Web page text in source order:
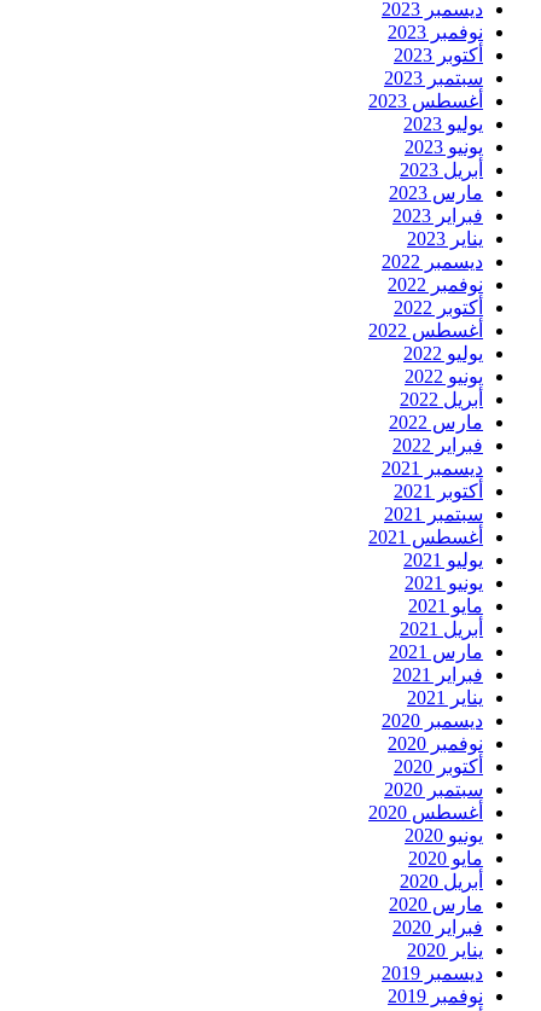
ديسمبر 2023
نوفمبر 2023
أكتوبر 2023
سبتمبر 2023
أغسطس 2023
يوليو 2023
يونيو 2023
أبريل 2023
مارس 2023
فبراير 2023
يناير 2023
ديسمبر 2022
نوفمبر 2022
أكتوبر 2022
أغسطس 2022
يوليو 2022
يونيو 2022
أبريل 2022
مارس 2022
فبراير 2022
ديسمبر 2021
أكتوبر 2021
سبتمبر 2021
أغسطس 2021
يوليو 2021
يونيو 2021
مايو 2021
أبريل 2021
مارس 2021
فبراير 2021
يناير 2021
ديسمبر 2020
نوفمبر 2020
أكتوبر 2020
سبتمبر 2020
أغسطس 2020
يونيو 2020
مايو 2020
أبريل 2020
مارس 2020
فبراير 2020
يناير 2020
ديسمبر 2019
نوفمبر 2019